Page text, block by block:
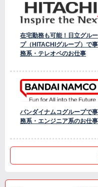
在宅勤務も可能！日立グルー
プ（HITACHIグループ）で事
務系・テレオペのお仕事
バンダイナムコグループで事
務系・エンジニア系のお仕事